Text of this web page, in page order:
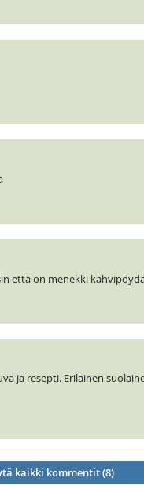
että on menekki
ja resepti. Erilainen
kaikki kommentit (8)